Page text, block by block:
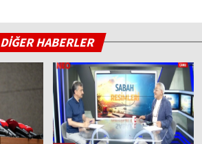
DİĞER HABERLER